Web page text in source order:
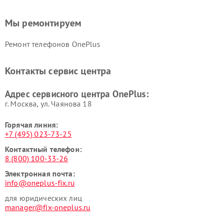
Мы ремонтируем
Ремонт телефонов OnePlus
Контакты сервис центра
Адрес сервисного центра OnePlus:
г. Москва, ул. Чаянова 18
Горячая линия:
+7 (495) 023-73-25
Контактный телефон:
8 (800) 100-33-26
Электронная почта:
info@oneplus-fix.ru
для юридических лиц
manager@fix-oneplus.ru